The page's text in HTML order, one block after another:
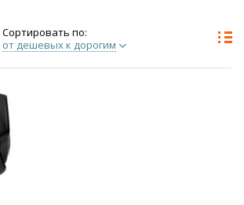
Сортировать по:
от дешевых к дорогим